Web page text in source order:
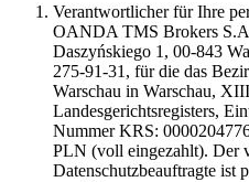
Verantwortlicher für Ihre
OANDA TMS Brokers
Daszyńskiego 1, 00-843
275-91-31, für die das
Warschau in Warschau,
Landesgerichtsregisters,
Nummer KRS:
PLN (voll eingezahlt). Der
Datenschutzbeauftragte ist